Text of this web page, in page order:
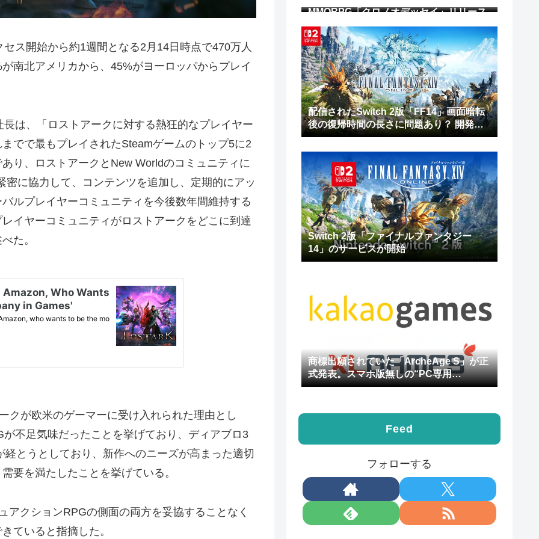
ス開始から約1週間となる2月14日時点で470万人
南北アメリカから、45%がヨーロッパからプレイ
は、「ロストアークに対する熱狂的なプレイヤー
でで最もプレイされたSteamゲームのトップ5に2
り、ロストアークとNew Worldのコミュニティに
に協力して、コンテンツを追加し、定期的にアッ
ルプレイヤーコミュニティを今後数年間維持する
イヤーコミュニティがロストアークをどこに到達
た。
クが欧米のゲーマーに受け入れられた理由とし
不足気味だったことを挙げており、ディアブロ3
とうとしており、新作へのニーズが高まった適切
要を満たしたことを挙げている。
クションRPGの側面の両方を妥協することなく
ていると指摘した。
MMORPG「クロノオデッセイ」リリース
がわずかに延期。2027年第1四半期から第
2四半期に
配信されたSwitch 2版「FF14」画面暗転
後の復帰時間の長さに問題あり？ 開発チ
ームは修正作業を進行中
Switch 2版「ファイナルファンタジー
14」のサービスが開始
商標出願されていた「ArcheAge S」が正
式発表。スマホ版無しの“PC専用
MMORPG”
Feed
フォローする